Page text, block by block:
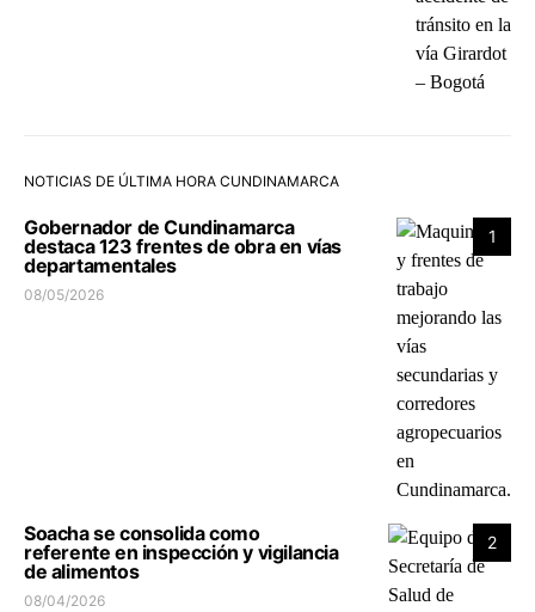
NOTICIAS DE ÚLTIMA HORA CUNDINAMARCA
1
Gobernador de Cundinamarca
destaca 123 frentes de obra en vías
departamentales
08/05/2026
2
Soacha se consolida como
referente en inspección y vigilancia
de alimentos
08/04/2026